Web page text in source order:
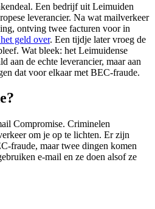
Een bedrijf uit Leimuiden
leverancier. Na wat mailverkeer
ontving twee facturen voor in
geld over. Een tijdje later vroeg de
Wat bleek: het Leimuidense
aan de echte leverancier, maar aan
dat voor elkaar met BEC-fraude.
Compromise. Criminelen
om je op te lichten. Er zijn
fraude, maar twee dingen komen
e-mail en ze doen alsof ze